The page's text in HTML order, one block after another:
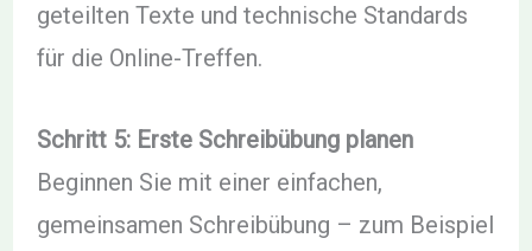
geteilten Texte und technische Standards
für die Online-Treffen.
Schritt 5: Erste Schreibübung planen
Beginnen Sie mit einer einfachen,
gemeinsamen Schreibübung – zum Beispiel